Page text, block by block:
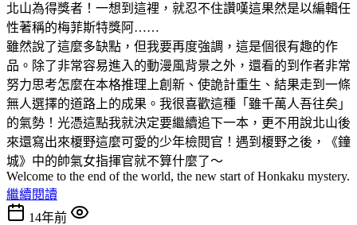
北山為得獎者！一想到這裡，就忍不住讚嘆這果然是以編輯任
性著稱的梅菲斯特獎阿……
雖然說了這麼多缺點，但我要再度強調，這是個很有趣的作
品。除了非常容易進入的動漫風背景之外，還看的到作者非常
努力思考怎麼在本格推理上創新、使詭計重生、結果走到一條
無人選擇的道路上的成果。我很喜歡這種「雖千萬人吾往矣」
的氣勢！光憑這點我就決定要繼續追下一本，更不用說北山後
來還寫出來榎野這麼可愛的少年檢閱官！遇到榎野之後，《鐘
城》中的帥氣女指揮官就不算什麼了～
Welcome to the end of the world, the new start of Honkaku mystery.
繼續閱讀
14年前